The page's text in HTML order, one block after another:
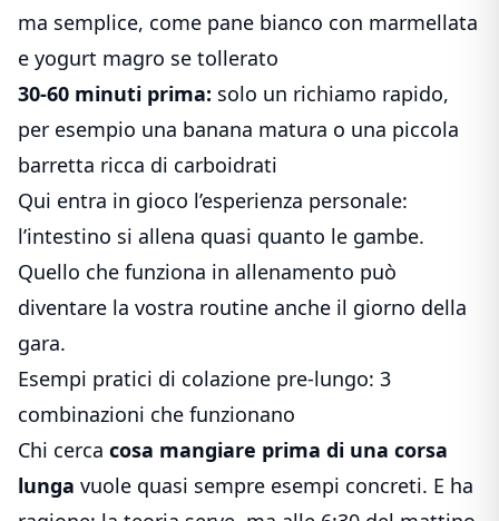
ma semplice, come pane bianco con marmellata
e yogurt magro se tollerato
30-60 minuti prima: solo un richiamo rapido,
per esempio una banana matura o una piccola
barretta ricca di carboidrati
Qui entra in gioco l’esperienza personale:
l’intestino si allena quasi quanto le gambe.
Quello che funziona in allenamento può
diventare la vostra routine anche il giorno della
gara.
Esempi pratici di colazione pre-lungo: 3
combinazioni che funzionano
Chi cerca cosa mangiare prima di una corsa
lunga vuole quasi sempre esempi concreti. E ha